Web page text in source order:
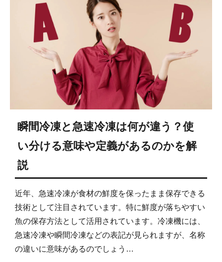
瞬間冷凍と急速冷凍は何が違う？使
い分ける意味や定義があるのかを解
説
近年、急速冷凍が食材の鮮度を保ったまま保存できる
技術として注目されています。特に鮮度が落ちやすい
魚の保存方法として活用されています。冷凍機には、
急速冷凍や瞬間冷凍などの表記が見られますが、名称
の違いに意味があるのでしょう…